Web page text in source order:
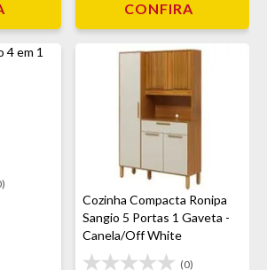
CONFIRA
4 em 1
Cozinha Compacta Ronipa
Sangio 5 Portas 1 Gaveta -
Canela/Off White
(0)